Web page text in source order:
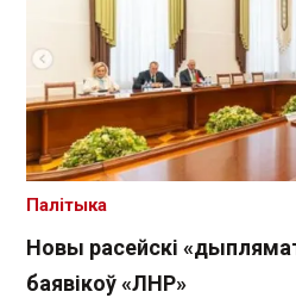
Новы расейскі
баявікоў «ЛНР»
Палітыка